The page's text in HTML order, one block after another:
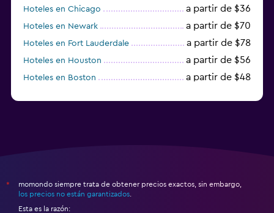
Hoteles en Chicago a partir de $36
Hoteles en Newark a partir de $70
Hoteles en Fort Lauderdale a partir de $78
Hoteles en Houston a partir de $56
Hoteles en Boston a partir de $48
*
momondo siempre trata de obtener precios exactos, sin embargo,
los precios no están garantizados
Esta es la razón: